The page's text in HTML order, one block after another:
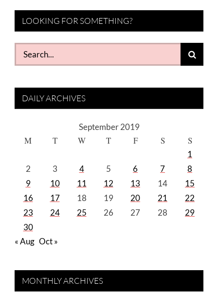
LOOKING FOR SOMETHING?
Search
for:
DAILY ARCHIVES
September 2019
M T W T F S S
1
2
3 4 5 6 7
8
9
10 11 12 13 14
15
16
17 18 19 20 21
22
23
24 25 26 27 28
29
30
« Aug Oct »
MONTHLY ARCHIVES